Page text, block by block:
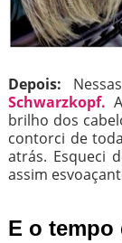
Depois:
Schwarzkopf.
brilho dos
contorci de
atrás. Esqueci
assim
E o tempo